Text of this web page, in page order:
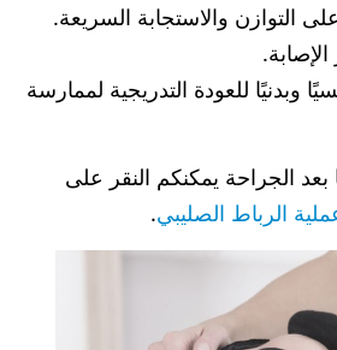
التوازن والاستجابة السريعة.
وبدنيًا للعودة التدريجية لممارسة
الجراحة يمكنكم النقر على
الرباط الصليبي.